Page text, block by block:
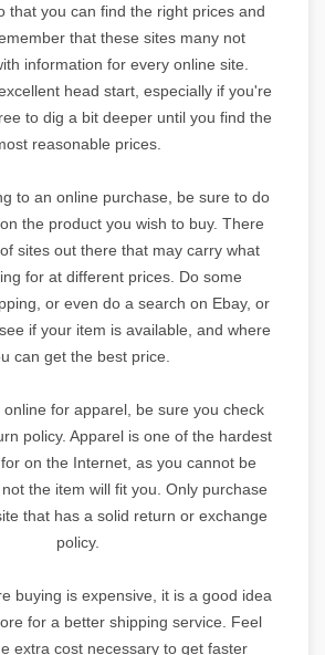
that you can find the right prices and
that these sites many not
information for every online site.
head start, especially if you're
to dig a bit deeper until you find the
reasonable prices.
to an online purchase, be sure to do
the product you wish to buy. There
sites out there that may carry what
for at different prices. Do some
or even do a search on Ebay, or
if your item is available, and where
can get the best price.
for apparel, be sure you check
policy. Apparel is one of the hardest
on the Internet, as you cannot be
the item will fit you. Only purchase
that has a solid return or exchange
policy.
buying is expensive, it is a good idea
for a better shipping service. Feel
extra cost necessary to get faster